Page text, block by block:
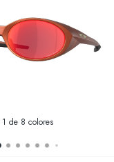
1 de 8 colores